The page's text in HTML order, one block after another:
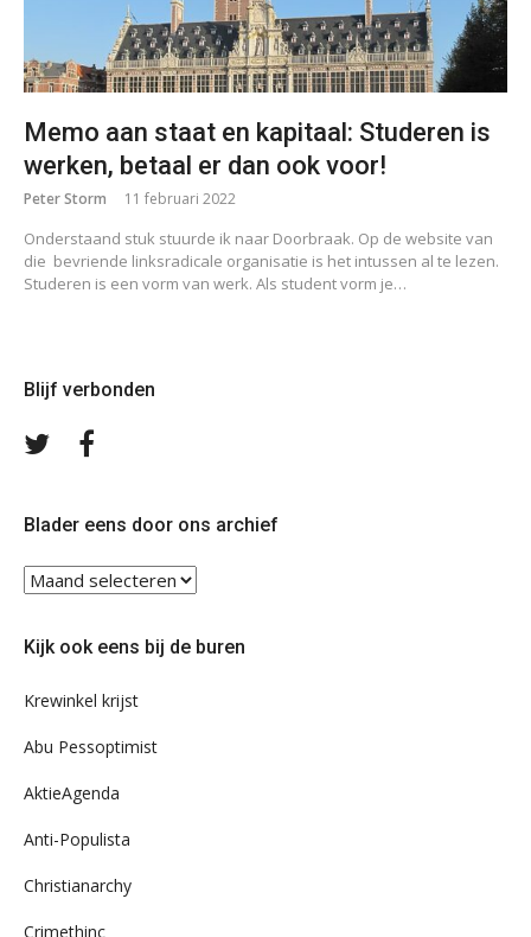
Memo aan staat en kapitaal: Studeren is
werken, betaal er dan ook voor!
Peter Storm 11 februari 2022
Onderstaand stuk stuurde ik naar Doorbraak. Op de website van
die bevriende linksradicale organisatie is het intussen al te lezen.
Studeren is een vorm van werk. Als student vorm je…
Blijf verbonden
Volg
Blader eens door ons archief
Blader
eens
ons
Kijk ook eens bij de buren
Krewinkel krijst
Abu Pessoptimist
AktieAgenda
Anti-Populista
Christianarchy
Crimethinc